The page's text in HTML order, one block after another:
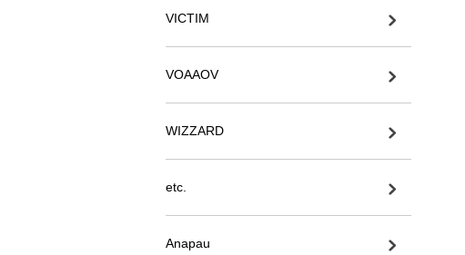
VICTIM
VOAAOV
WIZZARD
etc.
Anapau